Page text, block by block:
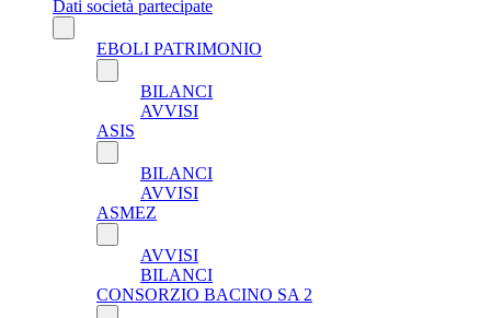
Dati società partecipate
EBOLI PATRIMONIO
BILANCI
AVVISI
ASIS
BILANCI
AVVISI
ASMEZ
AVVISI
BILANCI
CONSORZIO BACINO SA 2